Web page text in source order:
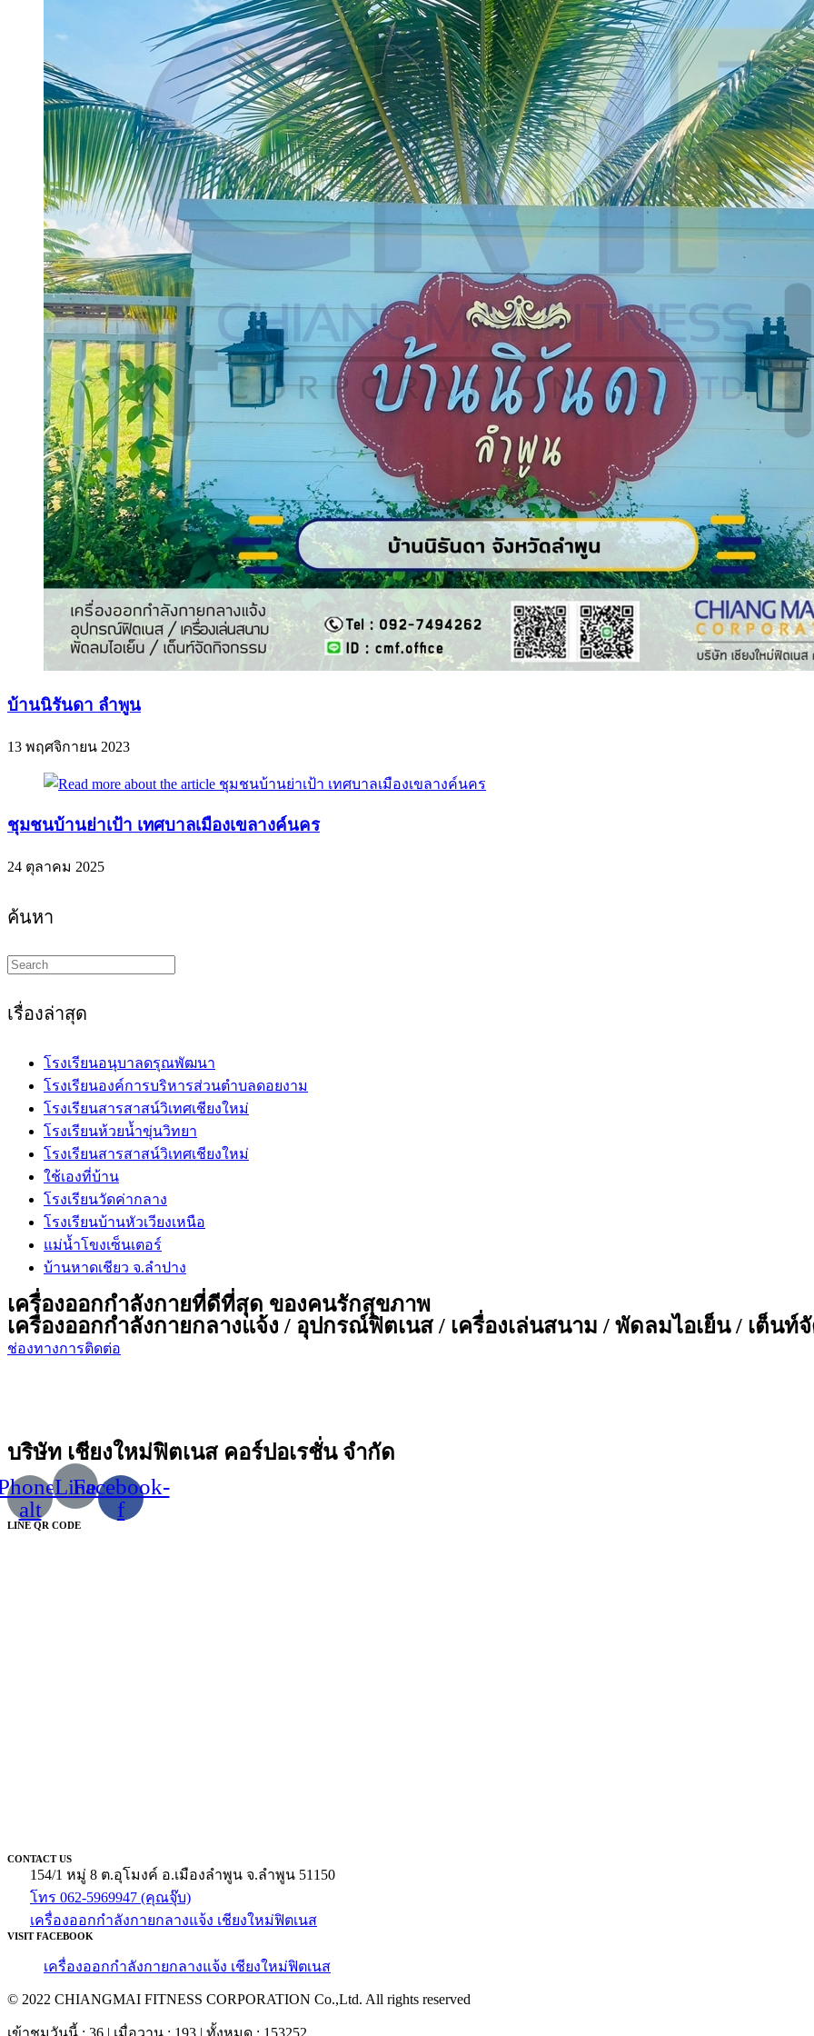
บ้านนิรันดา ลำพูน
13 พฤศจิกายน 2023
ชุมชนบ้านย่าเป้า เทศบาลเมืองเขลางค์นคร
24 ตุลาคม 2025
ค้นหา
Search
this
เรื่องล่าสุด
โรงเรียนอนุบาลดรุณพัฒนา
โรงเรียนองค์การบริหารส่วนตำบลดอยงาม
โรงเรียนสารสาสน์วิเทศเชียงใหม่
โรงเรียนห้วยน้ำขุ่นวิทยา
โรงเรียนสารสาสน์วิเทศเชียงใหม่
ใช้เองที่บ้าน
โรงเรียนวัดค่ากลาง
โรงเรียนบ้านหัวเวียงเหนือ
แม่น้ำโขงเซ็นเตอร์
บ้านหาดเชียว จ.ลำปาง
เครื่องออกกำลังกายที่ดีที่สุด ของคนรักสุขภาพ
เครื่องออกกำลังกายกลางแจ้ง / อุปกรณ์ฟิตเนส / เครื่องเล่นสนาม / พัดลมไอเย็น / เต็นท์
ช่องทางการติดต่อ
บริษัท เชียงใหม่ฟิตเนส คอร์ปอเรชั่น จำกัด
alt
Line
Facebook-
f
LINE QR CODE
CONTACT US
154/1 หมู่ 8 ต.อุโมงค์ อ.เมืองลำพูน จ.ลำพูน 51150
โทร 062-5969947 (คุณจุ๊บ)
เครื่องออกกำลังกายกลางแจ้ง เชียงใหม่ฟิตเนส
VISIT FACEBOOK
เครื่องออกกำลังกายกลางแจ้ง เชียงใหม่ฟิตเนส
© 2022 CHIANGMAI FITNESS CORPORATION Co.,Ltd. All rights reserved
เข้าชมวันนี้ : 36 | เมื่อวาน : 193 | ทั้งหมด : 153252